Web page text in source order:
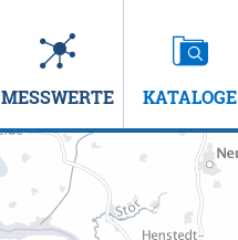
MESSWERTE KATALOGE